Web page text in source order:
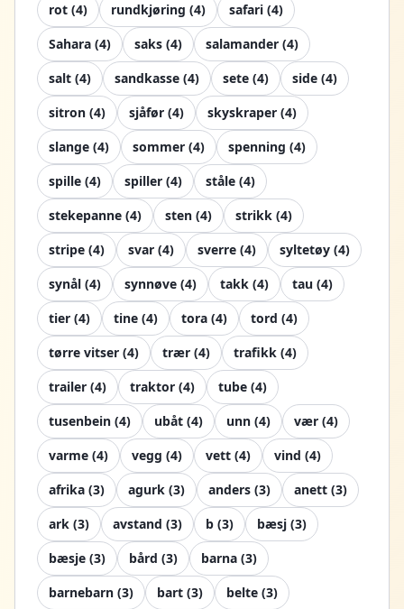
rot (4) rundkjøring (4) safari (4)
Sahara (4) saks (4) salamander (4)
salt (4) sandkasse (4) sete (4) side (4)
sitron (4) sjåfør (4) skyskraper (4)
slange (4) sommer (4) spenning (4)
spille (4) spiller (4) ståle (4)
stekepanne (4) sten (4) strikk (4)
stripe (4) svar (4) sverre (4) syltetøy (4)
synål (4) synnøve (4) takk (4) tau (4)
tier (4) tine (4) tora (4) tord (4)
tørre vitser (4) trær (4) trafikk (4)
trailer (4) traktor (4) tube (4)
tusenbein (4) ubåt (4) unn (4) vær (4)
varme (4) vegg (4) vett (4) vind (4)
afrika (3) agurk (3) anders (3) anett (3)
ark (3) avstand (3) b (3) bæsj (3)
bæsje (3) bård (3) barna (3)
barnebarn (3) bart (3) belte (3)